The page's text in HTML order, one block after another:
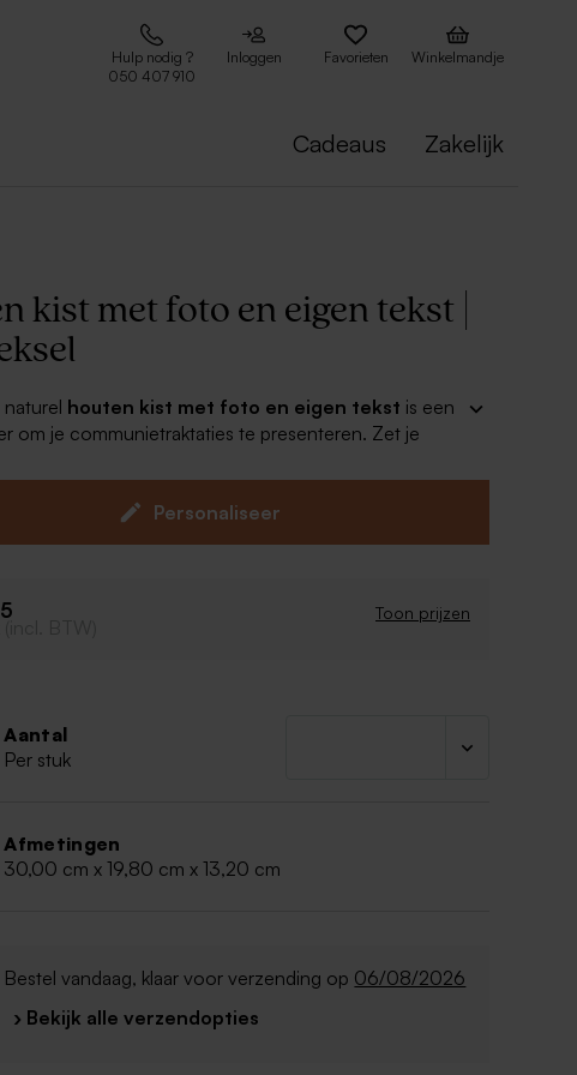
Hulp nodig ?
050 407 910
Inloggen Favorieten Winkelmandje
Cadeaus Zakelijk
kist met foto en eigen tekst |
houten kist met foto en eigen tekst is een
om je communietraktaties te presenteren. Zet je
Personaliseer met de naam en foto van het
Tip: gebruik de box achteraf als memorybox voor de
L29,5xB19.5x H12.9 cm
Personaliseer
Toon prijzen
(incl. BTW)
Aantal
Per stuk
Afmetingen
30,00 cm x 19,80 cm x 13,20 cm
Bestel vandaag, klaar voor verzending op 06/08/2026
› Bekijk alle verzendopties